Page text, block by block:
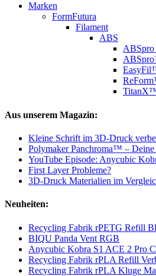
Marken
FormFutura
Filament
ABS
ABSpro
Aus unserem Magazin:
Kleine Schrift im 3D-Druck
Polymaker Panchroma™ – Deine
YouTube Episode: Anycubic
First Layer Probleme?
3D-Druck Materialien im
Neuheiten:
Recycling Fabrik rPETG Refill
BIQU Panda Vent RGB
Anycubic Kobra S1 ACE 2 Pro
Recycling Fabrik rPLA Refill
Recycling Fabrik rPLA Kluge